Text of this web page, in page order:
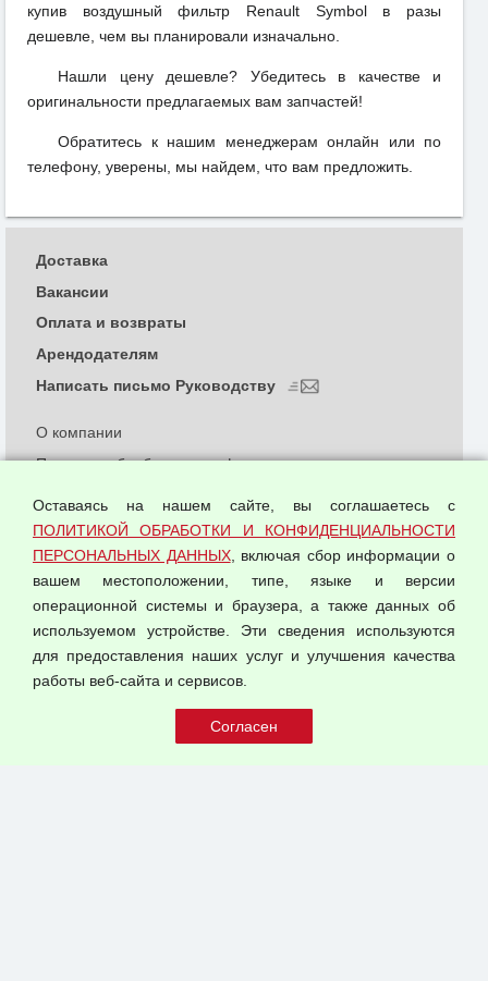
купив воздушный фильтр Renault Symbol в разы
дешевле, чем вы планировали изначально.
Нашли цену дешевле? Убедитесь в качестве и
оригинальности предлагаемых вам запчастей!
Обратитесь к нашим менеджерам онлайн или по
телефону, уверены, мы найдем, что вам предложить.
© 2026 ООО "Феникс"
О компании
Политика обработки и конфиденциальности
Согласием на обработку персональных данных
Оферта оптовой купли-продажи
Публичная оферта
Доставка
Вакансии
Оплата и возвраты
Арендодателям
Написать письмо Руководству
Оставаясь на нашем сайте, вы соглашаетесь с
ПОЛИТИКОЙ ОБРАБОТКИ И КОНФИДЕНЦИАЛЬНОСТИ
ПЕРСОНАЛЬНЫХ ДАННЫХ, включая сбор информации о
вашем местоположении, типе, языке и версии
операционной системы и браузера, а также данных об
используемом устройстве. Эти сведения используются
для предоставления наших услуг и улучшения качества
работы веб-сайта и сервисов.